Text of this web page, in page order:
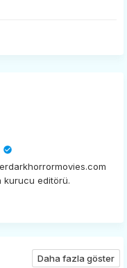
kurucu editörü.
Daha fazla göster